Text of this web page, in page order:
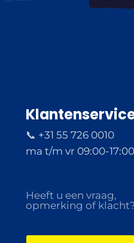
📞 +31 55 726 0010
ma t/m vr 09:00-17:00
Heeft u een vraag,
opmerking of